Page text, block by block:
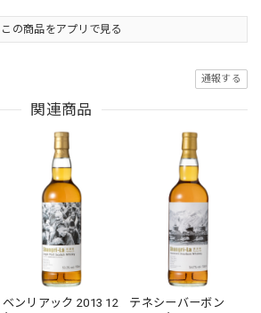
この商品をアプリで見る
通報する
関連商品
ベンリアック 2013 12
テネシーバーボン